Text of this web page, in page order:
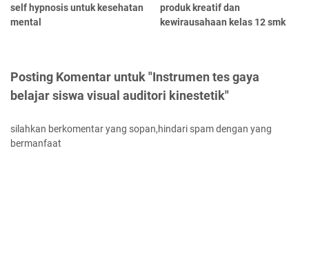
self hypnosis untuk kesehatan
mental
produk kreatif dan
kewirausahaan kelas 12 smk
Posting Komentar untuk "Instrumen tes gaya
belajar siswa visual auditori kinestetik"
silahkan berkomentar yang sopan,hindari spam dengan yang
bermanfaat